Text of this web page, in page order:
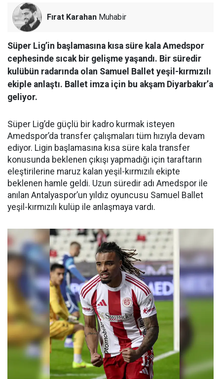
Fırat Karahan Muhabir
Süper Lig’in başlamasına kısa süre kala Amedspor
cephesinde sıcak bir gelişme yaşandı. Bir süredir
kulübün radarında olan Samuel Ballet yeşil-kırmızılı
ekiple anlaştı. Ballet imza için bu akşam Diyarbakır’a
geliyor.
Süper Lig’de güçlü bir kadro kurmak isteyen
Amedspor’da transfer çalışmaları tüm hızıyla devam
ediyor. Ligin başlamasına kısa süre kala transfer
konusunda beklenen çıkışı yapmadığı için taraftarın
eleştirilerine maruz kalan yeşil-kırmızılı ekipte
beklenen hamle geldi. Uzun süredir adı Amedspor ile
anılan Antalyaspor’un yıldız oyuncusu Samuel Ballet
yeşil-kırmızılı kulüp ile anlaşmaya vardı.